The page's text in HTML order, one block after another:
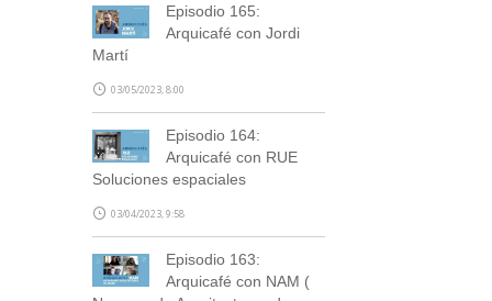
Episodio 165:
Arquicafé con Jordi
Martí
03/05/2023, 8:00
Episodio 164:
Arquicafé con RUE
Soluciones espaciales
03/04/2023, 9:58
Episodio 163:
Arquicafé con NAM (